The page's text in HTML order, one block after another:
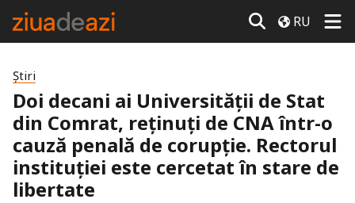
RU
Știri
Doi decani ai Universității de Stat
din Comrat, reținuți de CNA într-o
cauză penală de corupție. Rectorul
instituției este cercetat în stare de
libertate